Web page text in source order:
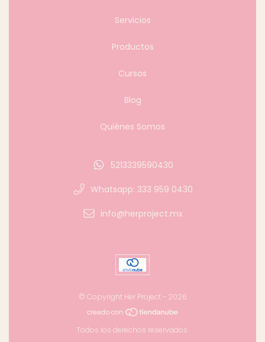
Servicios
Productos
Cursos
Blog
Quiénes Somos
5213339590430
Whatsapp: 333 959 0430
info@herproject.mx
© Copyright Her Project - 2026
Todos los derechos reservados.